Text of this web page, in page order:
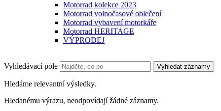
Motorrad kolekce 2023
Motorrad volnočasové oblečení
Motorrad vybavení motorkáře
Motorrad HERITAGE
VÝPRODEJ
Vyhledávací pole Vyhledat záznamy
Hledáme relevantní výsledky.
Hledanému výrazu, neodpovídají žádné záznamy.